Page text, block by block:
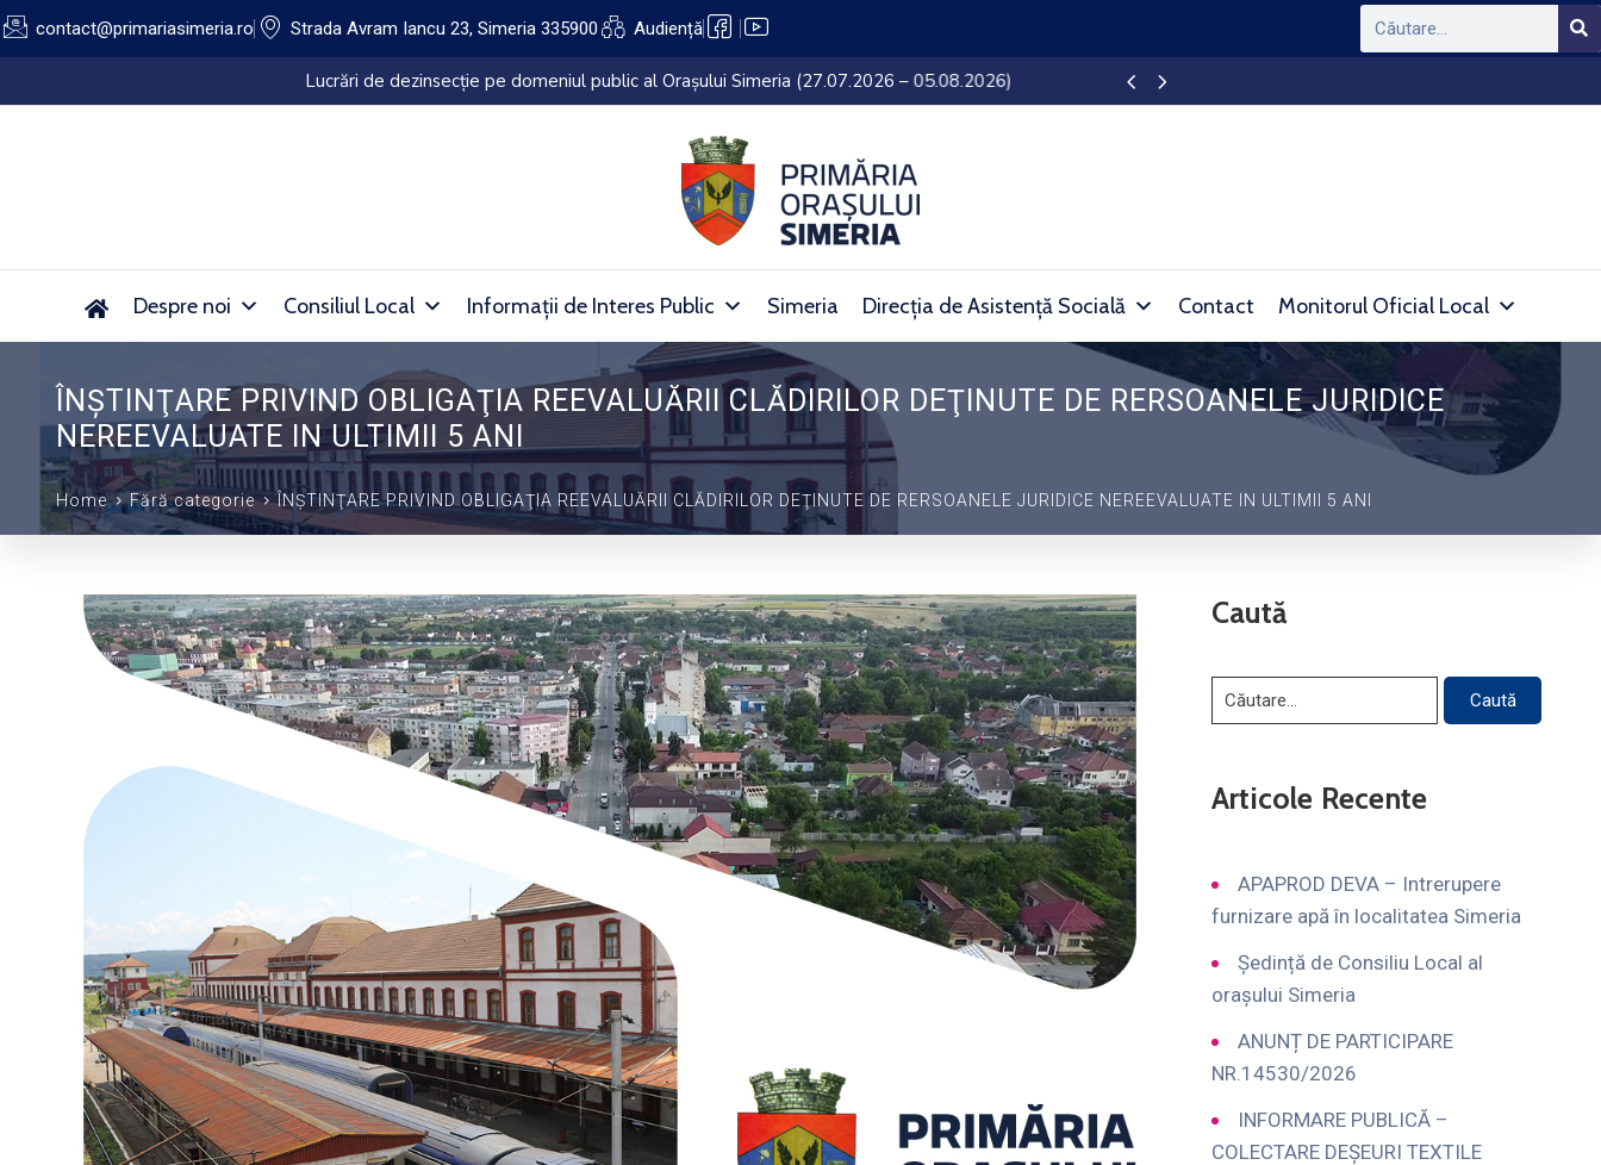
contact@primariasimeria.ro Strada Avram Iancu 23, Simeria 335900 Audiență
Lucrări de dezinsecție pe domeniul public al Orașului Simeria (27.07.2026 – 05.08.2026)
Despre noi Consiliul Local Informații de Interes Public Simeria Direcția de Asistență Socială Contact Monitorul Oficial Local
ÎNŞTINŢARE PRIVIND OBLIGAŢIA REEVALUĂRII CLĂDIRILOR DEŢINUTE DE RERSOANELE JURIDICE
NEREEVALUATE IN ULTIMII 5 ANI
Home Fără categorie ÎNŞTINŢARE PRIVIND OBLIGAŢIA REEVALUĂRII CLĂDIRILOR DEŢINUTE DE RERSOANELE JURIDICE NEREEVALUATE IN ULTIMII 5 ANI
Caută
Articole Recente
APAPROD DEVA – Intrerupere
furnizare apă în localitatea Simeria
Ședință de Consiliu Local al
orașului Simeria
ANUNȚ DE PARTICIPARE
NR.14530/2026
INFORMARE PUBLICĂ –
COLECTARE DEȘEURI TEXTILE